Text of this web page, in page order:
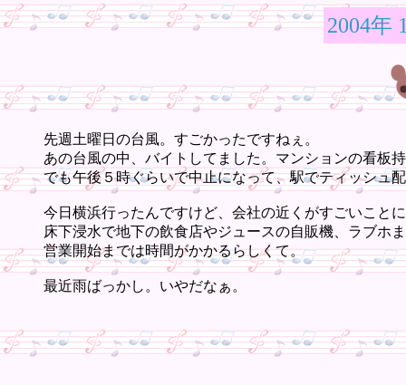
2004年
先週土曜日の台風。すごかったですねぇ。
あの台風の中、バイトしてました。マンションの看板
でも午後５時ぐらいで中止になって、駅でティッシュ
今日横浜行ったんですけど、会社の近くがすごいこと
床下浸水で地下の飲食店やジュースの自販機、ラブホ
営業開始までは時間がかかるらしくて。
最近雨ばっかし。いやだなぁ。